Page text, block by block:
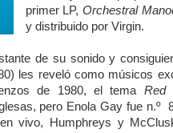
primer LP,Orchestral
y distribuido por Virgin.
de su sonido y
les reveló como músicos
de 1980, el tema Red
pero Enola Gay fue n.º
vivo, Humphreys y